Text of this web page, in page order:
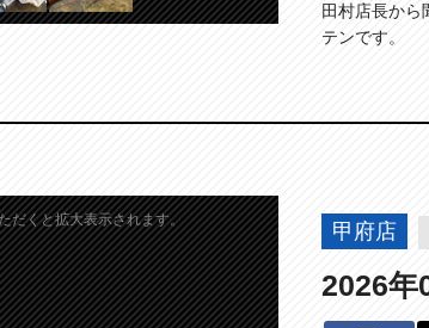
Next
田村店長から
テンです。
だくと拡大表示されます。 甲府店
2026年